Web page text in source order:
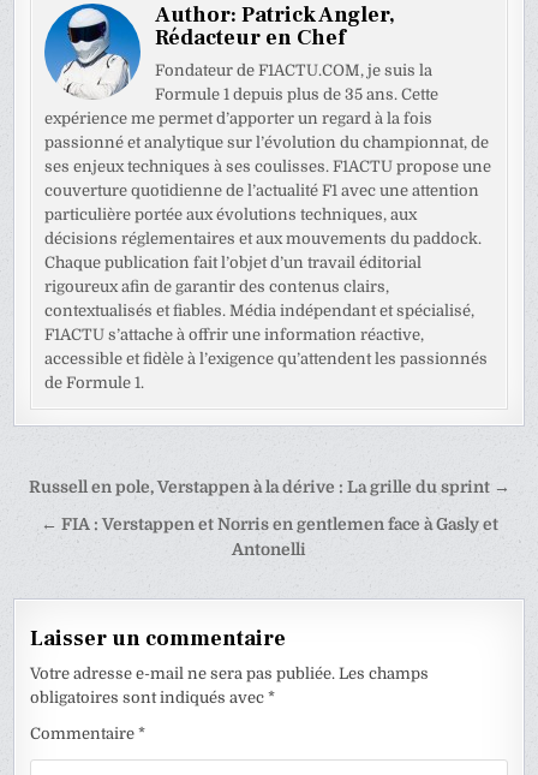
Author:Patrick Angler,
Rédacteur en Chef
Fondateur de F1ACTU.COM, je suis la
Formule 1 depuis plus de 35 ans. Cette
expérience me permet d’apporter un regard à la fois
passionné et analytique sur l’évolution du championnat, de
ses enjeux techniques à ses coulisses. F1ACTU propose une
couverture quotidienne de l’actualité F1 avec une attention
particulière portée aux évolutions techniques, aux
décisions réglementaires et aux mouvements du paddock.
Chaque publication fait l’objet d’un travail éditorial
rigoureux afin de garantir des contenus clairs,
contextualisés et fiables. Média indépendant et spécialisé,
F1ACTU s’attache à offrir une information réactive,
accessible et fidèle à l’exigence qu’attendent les passionnés
de Formule 1.
Navigation
de
Russell en pole, Verstappen à la dérive : La grille du sprint →
← FIA : Verstappen et Norris en gentlemen face à Gasly et
Antonelli
Laisser un commentaire
Votre adresse e-mail ne sera pas publiée. Les champs
obligatoires sont indiqués avec*
Commentaire*